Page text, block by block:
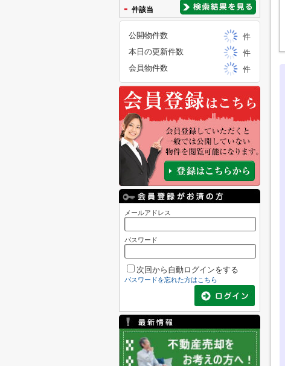
- 件該当
公開物件数
件
本日の更新件数
件
会員物件数
件
メールアドレス
パスワード
次回から自動ログインをする
パスワードを忘れた方はこちら